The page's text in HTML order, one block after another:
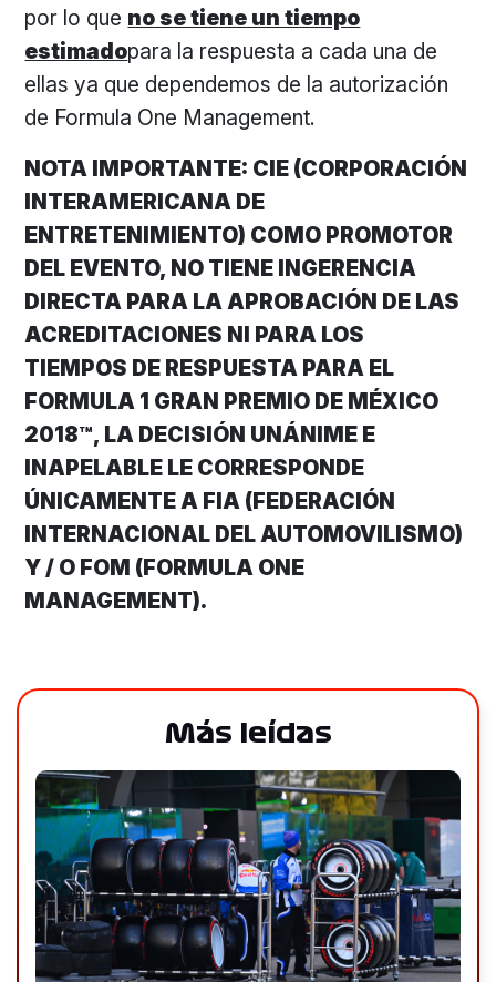
por lo que no se tiene un tiempo
estimadopara la respuesta a cada una de
ellas ya que dependemos de la autorización
de Formula One Management.
NOTA IMPORTANTE: CIE (CORPORACIÓN
INTERAMERICANA DE
ENTRETENIMIENTO) COMO PROMOTOR
DEL EVENTO, NO TIENE INGERENCIA
DIRECTA PARA LA APROBACIÓN DE LAS
ACREDITACIONES NI PARA LOS
TIEMPOS DE RESPUESTA PARA EL
FORMULA 1 GRAN PREMIO DE MÉXICO
2018™, LA DECISIÓN UNÁNIME E
INAPELABLE LE CORRESPONDE
ÚNICAMENTE A FIA (FEDERACIÓN
INTERNACIONAL DEL AUTOMOVILISMO)
Y / O FOM (FORMULA ONE
MANAGEMENT).
Más leídas